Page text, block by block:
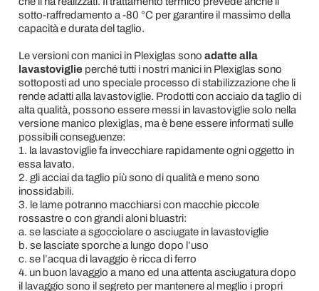
sotto-raffredamento a -80 °C per garantire il massimo della
capacità e durata del taglio.
Le versioni con manici in Plexiglas sono adatte alla
lavastoviglieperché tutti i nostri manici in Plexiglas sono
sottoposti ad uno speciale processo di stabilizzazione che li
rende adatti alla lavastoviglie. Prodotti con acciaio da taglio di
alta qualità, possono essere messi in lavastoviglie solo nella
versione manico plexiglas, ma è bene essere informati sulle
possibili conseguenze:
1. la lavastoviglie fa invecchiare rapidamente ogni oggetto in
essa lavato.
2. gli acciai da taglio più sono di qualità e meno sono
inossidabili.
3. le lame potranno macchiarsi con macchie piccole
rossastre o con grandi aloni bluastri:
a. se lasciate a sgocciolare o asciugate in lavastoviglie
b. se lasciate sporche a lungo dopo l’uso
c. se l’acqua di lavaggio è ricca di ferro
4. un buon lavaggio a mano ed una attenta asciugatura dopo
il lavaggio sono il segreto per mantenere al meglio i propri